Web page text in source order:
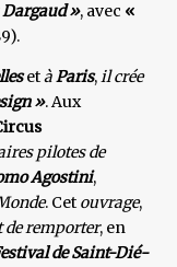
Dargaud », avec «
etàParis,il crée
». Aux
pilotes de
Agostini,
. Cet ouvrage,
remporter, en
de Saint-Dié-